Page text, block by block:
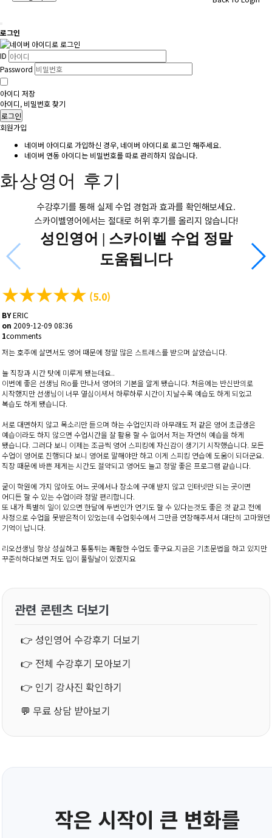
로그인
ID
Password
아이디 저장
아이디, 비밀번호 찾기
로그인
회원가입
네이버 아이디로 가입하신 경우, 네이버 아이디로 로그인 해주세요.
네이버 연동 아이디는 비밀번호를 따로 관리하지 않습니다.
화상영어 후기
수강후기를 통해 실제 수업 경험과 효과를 확인해보세요.
스카이벨영어에서는 절대로 허위 후기를 올리지 않습니다!
성인영어 | 스카이벨 수업 정말
도움됩니다
★★★★★ (5.0)
BYERIC
on 2009-12-09 08:36
1comments
저는 호주에 살면서도 영어 때문에 정말 많은 스트레스를 받으며 살았습니다.
늘 직장과 시간 탓에 미루게 됐는데요..
이번에 좋은 선생님 Rio를 만나서 영어의 기본을 알게 됐습니다. 처음에는 반신반의로
시작했지만 선생님이 너무 열심이셔서 하루하루 시간이 지날수록 예습도 하게 되었고
복습도 하게 됐습니다.
서로 대면하지 않고 목소리만 듣으며 하는 수업인지라 아무래도 저 같은 영어 초급생은
예습이라도 하지 않으면 수업시간을 잘 활용 할 수 없어서 저는 자연히 예습을 하게
됐습니다. 그러다 보니 이제는 조금씩 영어 스피킹에 자신감이 생기기 시작했습니다. 모든
수업이 영어로 진행되다 보니 영어로 말해야만 하고 이게 스피킹 연습에 도움이 되더군요.
직장 때문에 바쁜 제게는 시간도 절약되고 영어도 늘고 정말 좋은 프로그램 같습니다.
굳이 학원에 가지 않아도 어느 곳에서나 장소에 구애 받지 않고 인터넷만 되는 곳이면
어디든 할 수 있는 수업이라 정말 편리합니다.
또 내가 특별히 일이 있으면 한달에 두번인가 연기도 할 수 있다는것도 좋은 것 같고 전에
사정으로 수업을 못받은적이 있었는데 수업횟수에서 그만큼 연장해주셔서 대단히 고마웠던
기억이 납니다.
리오선생님 항상 성실하고 통통튀는 쾌활한 수업도 좋구요.지금은 기초문법을 하고 있지만
꾸준히하다보면 저도 입이 풀릴날이 있겠지요
관련 콘텐츠 더보기
👉 성인영어 수강후기 더보기
👉 전체 수강후기 모아보기
👉 인기 강사진 확인하기
💬 무료 상담 받아보기
작은 시작이 큰 변화를